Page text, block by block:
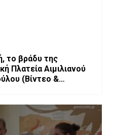
το βράδυ της
Πλατεία Αιμιλιανού
(Bίντεο &